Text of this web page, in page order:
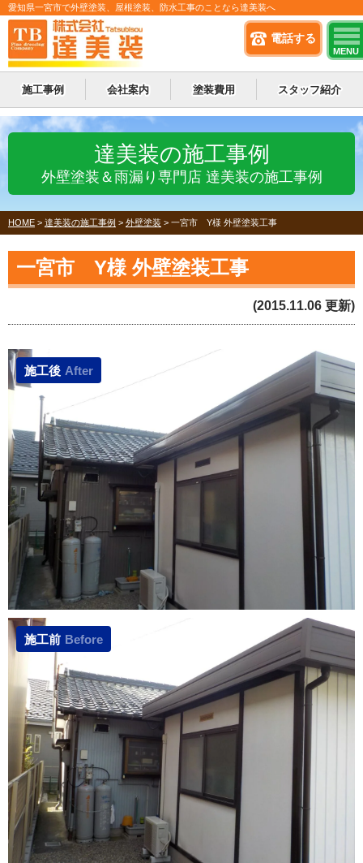
電話する
MENU
愛知県一宮市で外壁塗装、屋根塗装、防水工事のことなら達美装へ
施工事例 会社案内 塗装費用 スタッフ紹介
達美装の施工事例
外壁塗装＆雨漏り専門店 達美装の施工事例
HOME > 達美装の施工事例 > 外壁塗装 > 一宮市 Y様 外壁塗装工事
一宮市 Y様 外壁塗装工事
(2015.11.06 更新)
施工後 After
施工前 Before